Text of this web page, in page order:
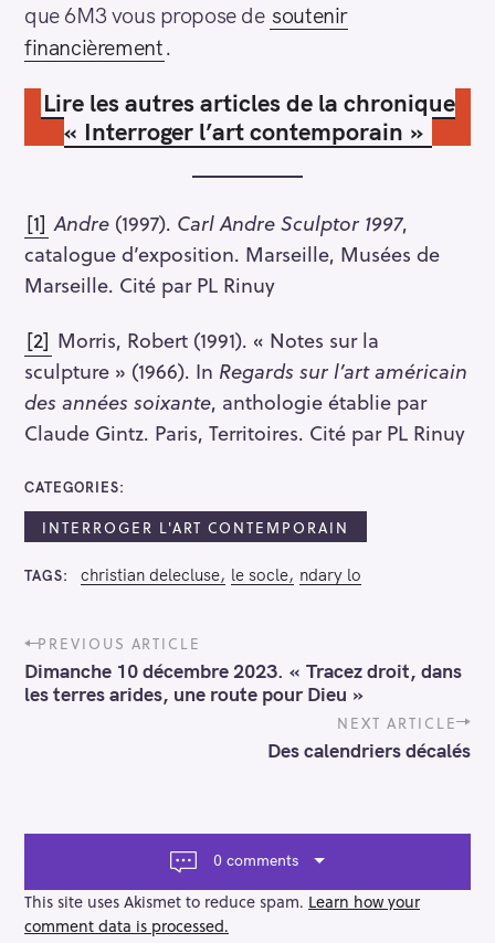
que 6M3 vous propose de soutenir
financièrement.
Lire les autres articles de la chronique
« Interroger l’art contemporain »
[1] Andre (1997). Carl Andre Sculptor 1997,
catalogue d’exposition. Marseille, Musées de
Marseille. Cité par PL Rinuy
[2] Morris, Robert (1991). « Notes sur la
sculpture » (1966). In Regards sur l’art américain
des années soixante, anthologie établie par
Claude Gintz. Paris, Territoires. Cité par PL Rinuy
CATEGORIES
INTERROGER L'ART CONTEMPORAIN
TAGS christian delecluse le socle ndary lo
P
o
s
t
a
o
n
PREVIOUS ARTICLE
Dimanche 10 décembre 2023. « Tracez droit, dans
les terres arides, une route pour Dieu »
NEXT ARTICLE
Des calendriers décalés
0 comments
This site uses Akismet to reduce spam. Learn how your
comment data is processed.